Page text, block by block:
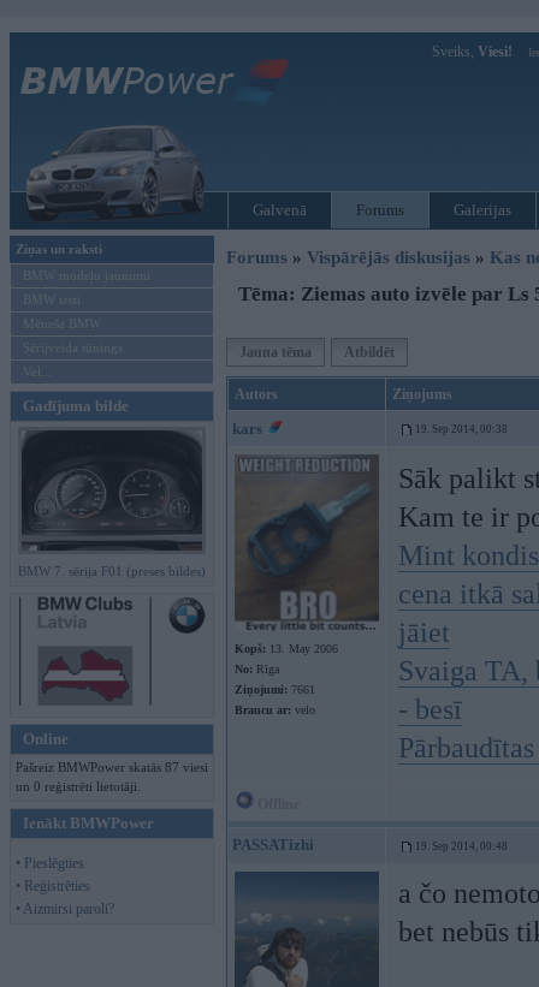
Sveiks, Viesi!
Galvenā Forums Galerijas
Ziņas un raksti
BMW modeļu jaunumi
BMW testi
Mēneša BMW
Sērijveida tūnings
Vel...
Gadījuma bilde
BMW 7. sērija F01 (preses bildes)
Online
Pašreiz BMWPower skatās 87 viesi
un 0 reģistrēti lietotāji.
Ienākt BMWPower
• Pieslēgties
• Reģistrēties
• Aizmirsi paroli?
Forums » Vispārējās diskusijas » Kas
Tēma: Ziemas auto izvēle par Ls
Jauna tēma Atbildēt
Autors Ziņojums
kars 19. Sep 2014, 00:38
Kopš: 13. May 2006
No: Rīga
Ziņojumi: 7661
Braucu ar: velo
Sāk palikt
Kam te ir
Mint
cena itkā
jāiet
Svaiga
- besī
PASSATizhi 19. Sep 2014, 00:48
a čo
bet nebūs